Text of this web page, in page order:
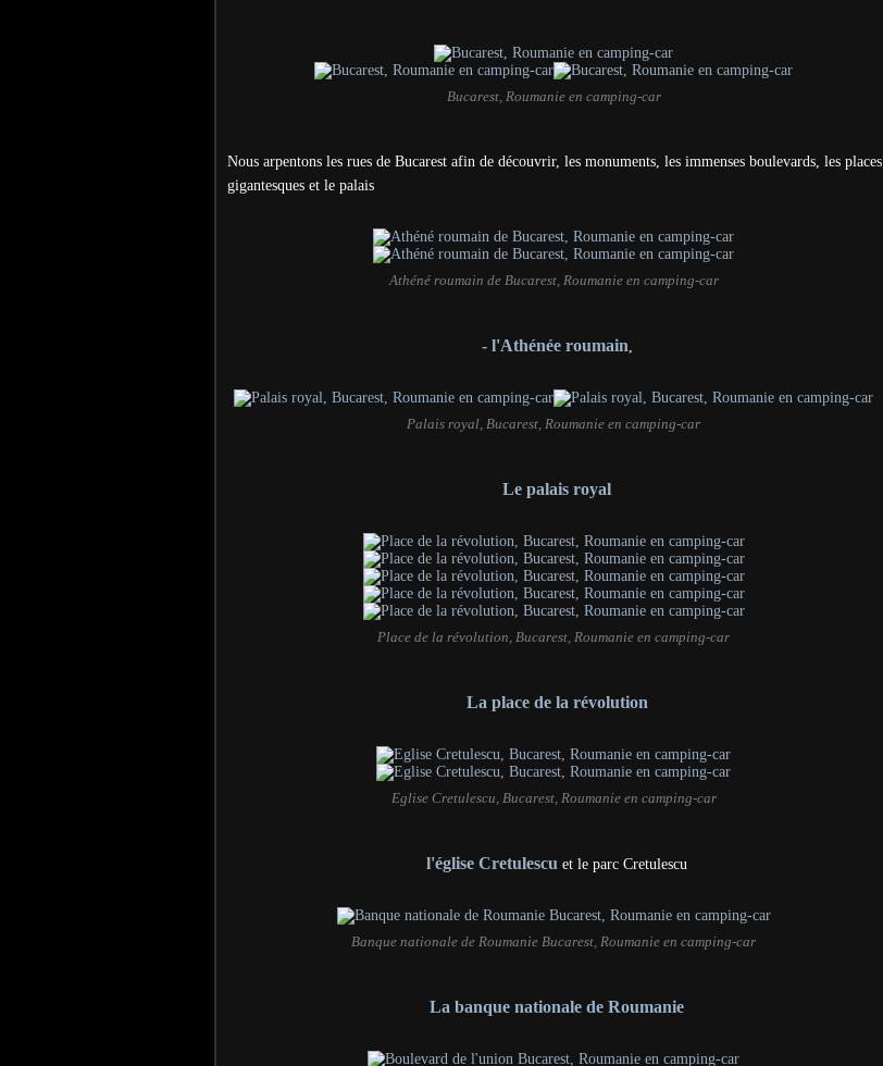
Bucarest, Roumanie en camping-car
Nous arpentons les rues de Bucarest afin de découvrir, les monuments, les immenses boulevards, les places
gigantesques et le palais
Athéné roumain de Bucarest, Roumanie en camping-car
- l'Athénée roumain,
Palais royal, Bucarest, Roumanie en camping-car
Le palais royal
Place de la révolution, Bucarest, Roumanie en camping-car
La place de la révolution
Eglise Cretulescu, Bucarest, Roumanie en camping-car
l'église Cretulescu et le parc Cretulescu
Banque nationale de Roumanie Bucarest, Roumanie en camping-car
La banque nationale de Roumanie